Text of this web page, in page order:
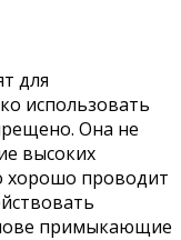
для
использовать
Она не
высоких
хорошо проводит
примыкающие